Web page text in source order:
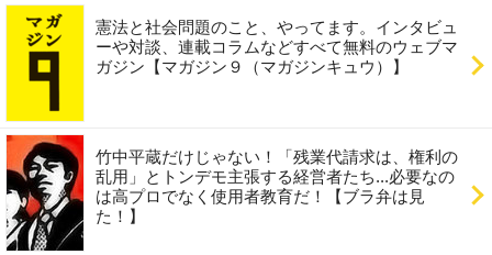
憲法と社会問題のこと、やってます。インタビュ
ーや対談、連載コラムなどすべて無料のウェブマ
ガジン【マガジン９（マガジンキュウ）】
竹中平蔵だけじゃない！「残業代請求は、権利の
乱用」とトンデモ主張する経営者たち...必要なの
は高プロでなく使用者教育だ！【ブラ弁は見
た！】